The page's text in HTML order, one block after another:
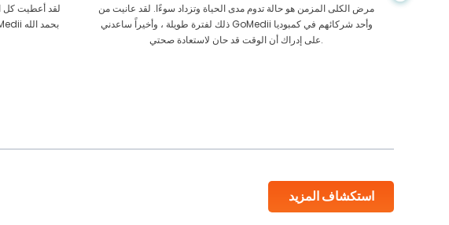
لقد أعطيت كل
مرض الكلى المزمن هو حالة تدوم مدى الحياة وتزداد سوءًا. لقد عانيت من
ذلك لفترة طويلة ، وأخيراً ساعدني GoMedii وأحد شركائهم في كمبوديا
على إدراك أن الوقت قد حان لاستعادة صحتي.
استكشاف المزيد